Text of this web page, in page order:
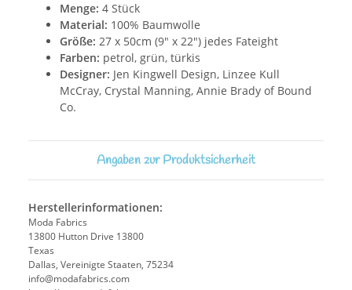
Menge: 4 Stück
Material: 100% Baumwolle
Größe: 27 x 50cm (9" x 22") jedes Fateight
Farben: petrol, grün, türkis
Designer: Jen Kingwell Design, Linzee Kull
McCray, Crystal Manning, Annie Brady of Bound
Co.
Angaben zur Produktsicherheit
Herstellerinformationen:
Moda Fabrics
13800 Hutton Drive 13800
Texas
Dallas, Vereinigte Staaten, 75234
info@modafabrics.com